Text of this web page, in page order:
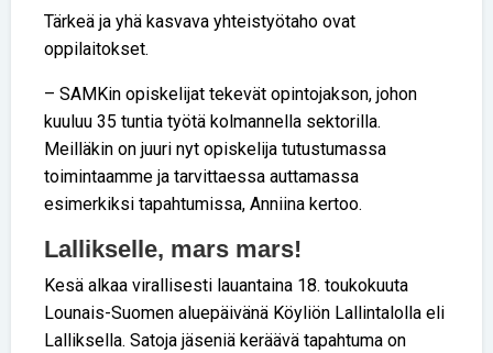
Tärkeä ja yhä kasvava yhteistyötaho ovat
oppilaitokset.
– SAMKin opiskelijat tekevät opintojakson, johon
kuuluu 35 tuntia työtä kolmannella sektorilla.
Meilläkin on juuri nyt opiskelija tutustumassa
toimintaamme ja tarvittaessa auttamassa
esimerkiksi tapahtumissa, Anniina kertoo.
Lallikselle, mars mars!
Kesä alkaa virallisesti lauantaina 18. toukokuuta
Lounais-Suomen aluepäivänä Köyliön Lallintalolla eli
Lalliksella. Satoja jäseniä keräävä tapahtuma on